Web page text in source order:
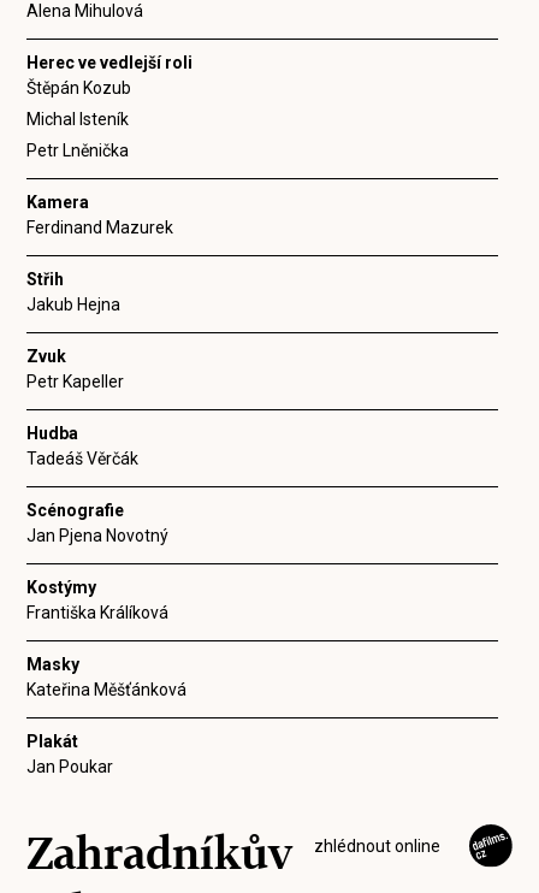
Alena Mihulová
Herec ve vedlejší roli
Štěpán Kozub
Michal Isteník
Petr Lněnička
Kamera
Ferdinand Mazurek
Střih
Jakub Hejna
Zvuk
Petr Kapeller
Hudba
Tadeáš Věrčák
Scénografie
Jan Pjena Novotný
Kostýmy
Františka Králíková
Masky
Kateřina Měšťánková
Plakát
Jan Poukar
zhlédnout online
Zahradníkův